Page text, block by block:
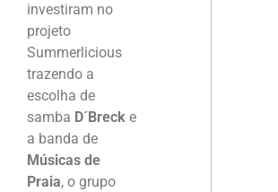
investiram no
projeto
Summerlicious
trazendo a
escolha de
samba D´Breck e
a banda de
Músicas de
Praia, o grupo